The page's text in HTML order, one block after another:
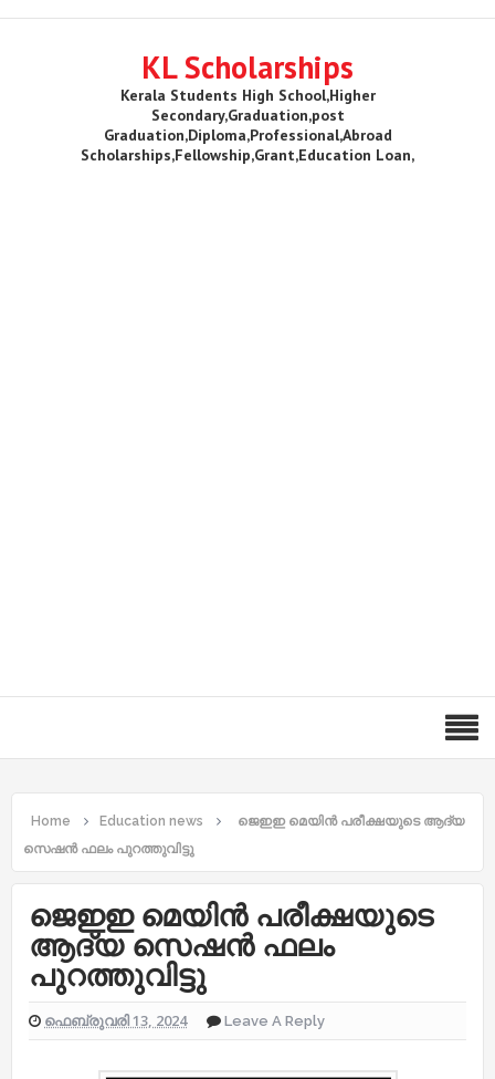
KL Scholarships
Kerala Students High School,Higher
Secondary,Graduation,post
Graduation,Diploma,Professional,Abroad
Scholarships,Fellowship,Grant,Education Loan,
Home Education news
ജെഇഇ മെയിൻ പരീക്ഷയുടെ ആദ്യ
സെഷൻ ഫലം പുറത്തുവിട്ടു
ജെഇഇ മെയിൻ പരീക്ഷയുടെ
ആദ്യ സെഷൻ ഫലം
പുറത്തുവിട്ടു
ഫെബ്രുവരി 13, 2024 Leave A Reply